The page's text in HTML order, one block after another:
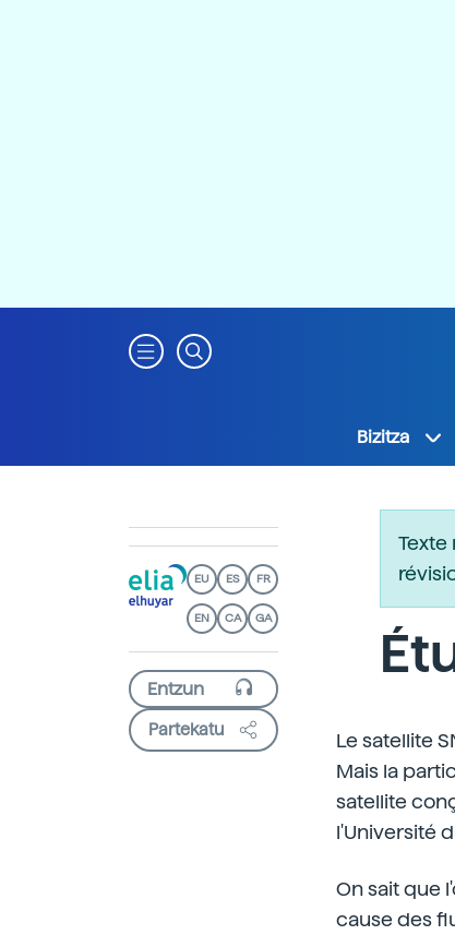
Bizitza
EU ES FR
EN CA GA
Partekatu
Le satellite
Mais la
satellite
l'Université
On sait que
cause des